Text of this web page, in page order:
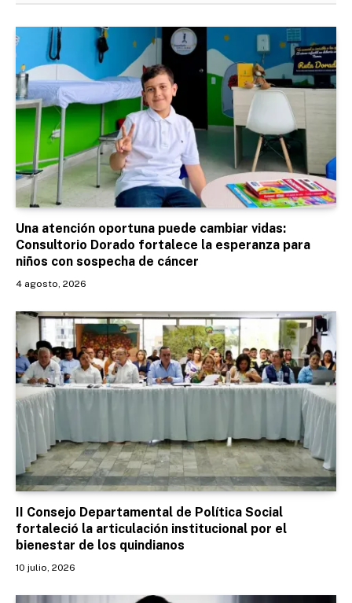
Una atención oportuna puede cambiar vidas:
Consultorio Dorado fortalece la esperanza para
niños con sospecha de cáncer
4 agosto, 2026
II Consejo Departamental de Política Social
fortaleció la articulación institucional por el
bienestar de los quindianos
10 julio, 2026